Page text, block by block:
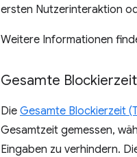
ersten Nutzerinteraktion
Weitere Informationen
Gesamte
Die Gesamte Blockierzeit
Gesamtzeit gemessen,
Eingaben zu verhindern.